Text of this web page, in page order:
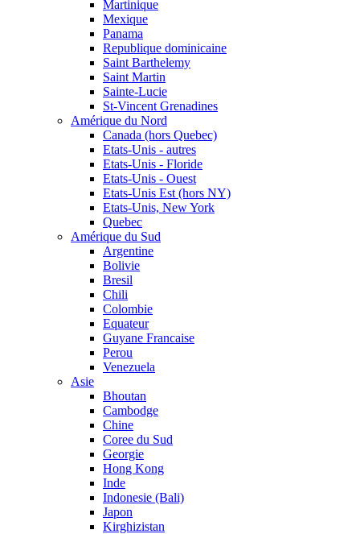
Martinique
Mexique
Panama
Republique dominicaine
Saint Barthelemy
Saint Martin
Sainte-Lucie
St-Vincent Grenadines
Amérique du Nord
Canada (hors Quebec)
Etats-Unis - autres
Etats-Unis - Floride
Etats-Unis - Ouest
Etats-Unis Est (hors NY)
Etats-Unis, New York
Quebec
Amérique du Sud
Argentine
Bolivie
Bresil
Chili
Colombie
Equateur
Guyane Francaise
Perou
Venezuela
Asie
Bhoutan
Cambodge
Chine
Coree du Sud
Georgie
Hong Kong
Inde
Indonesie (Bali)
Japon
Kirghizistan